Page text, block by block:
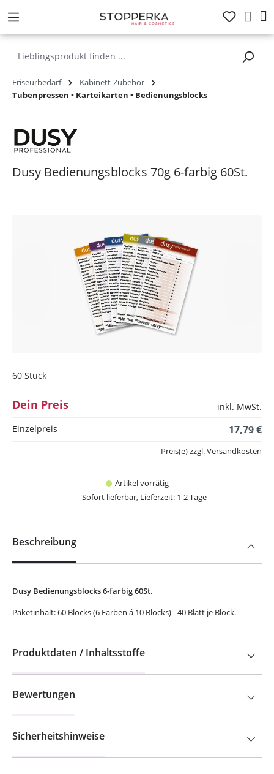
springen
Friseurbedarf
Kabinett-Zubehör
Tubenpressen • Karteikarten • Bedienungsblocks
Dusy Bedienungsblocks 70g 6-farbig 60St.
60 Stück
Dein Preis
inkl. MwSt.
Einzelpreis
17,79 €
Artikel vorrätig
Sofort lieferbar, Lieferzeit: 1-2 Tage
Preis(e) zzgl. Versandkosten
Beschreibung
Dusy Bedienungsblocks 6-farbig 60St.
Paketinhalt: 60 Blocks (6 Farben á 10 Blocks) - 40 Blatt je Block.
Produktdaten / Inhaltsstoffe
Bewertungen
Sicherheitshinweise